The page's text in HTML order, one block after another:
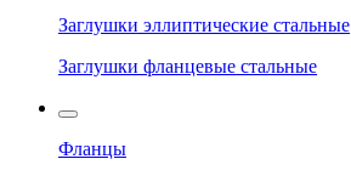
Заглушки эллиптические стальные
Заглушки фланцевые стальные
Фланцы